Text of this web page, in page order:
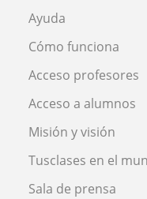
Ayuda
Cómo funciona
Acceso profesores
Acceso a alumnos
Misión y visión
Tusclases en el
Sala de prensa